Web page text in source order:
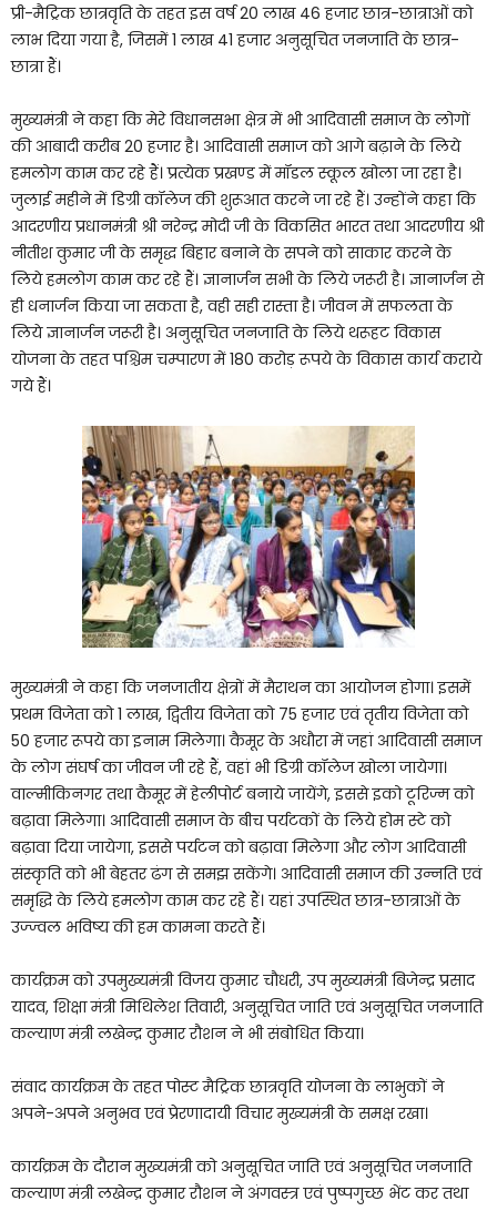
प्री-मैट्रिक छात्रवृति के तहत इस वर्ष 20 लाख 46 हजार छात्र-छात्राओं को
लाभ दिया गया है, जिसमें 1 लाख 41 हजार अनुसूचित जनजाति के छात्र-
छात्रा हैं।
मुख्यमंत्री ने कहा कि मेरे विधानसभा क्षेत्र में भी आदिवासी समाज के लोगों
की आबादी करीब 20 हजार है। आदिवासी समाज को आगे बढ़ाने के लिये
हमलोग काम कर रहे हैं। प्रत्येक प्रखण्ड में मॉडल स्कूल खोला जा रहा है।
जुलाई महीने में डिग्री कॉलेज की शुरूआत करने जा रहे हैं। उन्होंने कहा कि
आदरणीय प्रधानमंत्री श्री नरेन्द्र मोदी जी के विकसित भारत तथा आदरणीय श्री
नीतीश कुमार जी के समृद्ध बिहार बनाने के सपने को साकार करने के
लिये हमलोग काम कर रहे हैं। ज्ञानार्जन सभी के लिये जरूरी है। ज्ञानार्जन से
ही धनार्जन किया जा सकता है, वही सही रास्ता है। जीवन में सफलता के
लिये ज्ञानार्जन जरूरी है। अनुसूचित जनजाति के लिये थरूहट विकास
योजना के तहत पश्चिम चम्पारण में 180 करोड़ रूपये के विकास कार्य कराये
गये हैं।
मुख्यमंत्री ने कहा कि जनजातीय क्षेत्रों में मैराथन का आयोजन होगा। इसमें
प्रथम विजेता को 1 लाख, द्वितीय विजेता को 75 हजार एवं तृतीय विजेता को
50 हजार रूपये का इनाम मिलेगा। कैमूर के अधौरा में जहां आदिवासी समाज
के लोग संघर्ष का जीवन जी रहे हैं, वहां भी डिग्री कॉलेज खोला जायेगा।
वाल्मीकिनगर तथा कैमूर में हेलीपोर्ट बनाये जायेंगे, इससे इको टूरिज्म को
बढ़ावा मिलेगा। आदिवासी समाज के बीच पर्यटकों के लिये होम स्टे को
बढ़ावा दिया जायेगा, इससे पर्यटन को बढ़ावा मिलेगा और लोग आदिवासी
संस्कृति को भी बेहतर ढंग से समझ सकेंगे। आदिवासी समाज की उन्नति एवं
समृद्धि के लिये हमलोग काम कर रहे हैं। यहां उपस्थित छात्र-छात्राओं के
उज्ज्वल भविष्य की हम कामना करते हैं।
कार्यक्रम को उपमुख्यमंत्री विजय कुमार चौधरी, उप मुख्यमंत्री बिजेन्द्र प्रसाद
यादव, शिक्षा मंत्री मिथिलेश तिवारी, अनुसूचित जाति एवं अनुसूचित जनजाति
कल्याण मंत्री लखेन्द्र कुमार रौशन ने भी संबोधित किया।
संवाद कार्यक्रम के तहत पोस्ट मैट्रिक छात्रवृति योजना के लाभुकों ने
अपने-अपने अनुभव एवं प्रेरणादायी विचार मुख्यमंत्री के समक्ष रखा।
कार्यक्रम के दौरान मुख्यमंत्री को अनुसूचित जाति एवं अनुसूचित जनजाति
कल्याण मंत्री लखेन्द्र कुमार रौशन ने अंगवस्त्र एवं पुष्पगुच्छ भेंट कर तथा